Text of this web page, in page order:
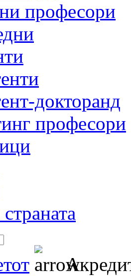
професори
докторанд
професори